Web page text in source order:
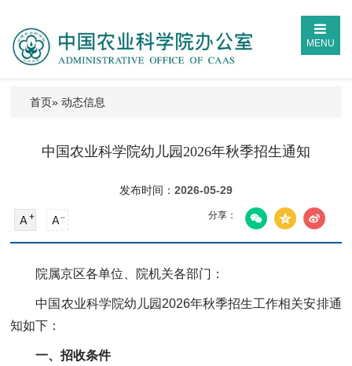
MENU
首页» 动态信息
中国农业科学院幼儿园2026年秋季招生通知
发布时间： 2026-05-29
分享：
院属京区各单位、院机关各部门：
中国农业科学院幼儿园2026年秋季招生工作相关安排通
知如下：
一、招收条件